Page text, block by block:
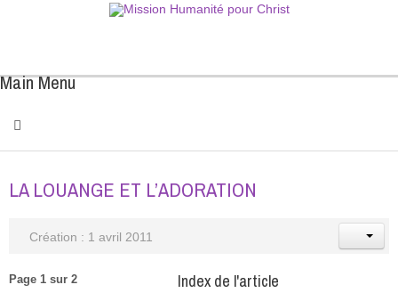
Main Menu
LA LOUANGE ET L’ADORATION
Création : 1 avril 2011
Index de l'article
Page 1 sur 2